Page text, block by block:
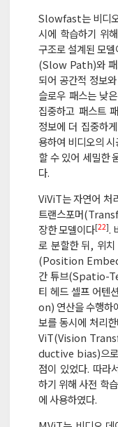
Slowfast는 비디
시에 학습하기 위
구조로 설계된 모
(Slow Path)와 패
되어 공간적 정보
슬로우 패스는 낮
집중하고 패스트
정보에 더 집중하
용하여 비디오의
할 수 있어 세밀한
다.
ViViT는 자연어 처
트랜스포머
장한 모델이다[22].
로 분할한 뒤, 위
(Position
간 튜브(Spatio-
티 헤드 셀프 어
on) 연산을 수행하
보를 동시에 처리
ViT(Vision
ductive bias)으로
점이 있었다. 따라
하기 위해 사전 학
에 사용하였다.